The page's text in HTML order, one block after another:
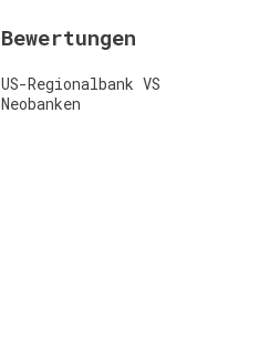
Bewertungen
US-Regionalbank VS
Neobanken